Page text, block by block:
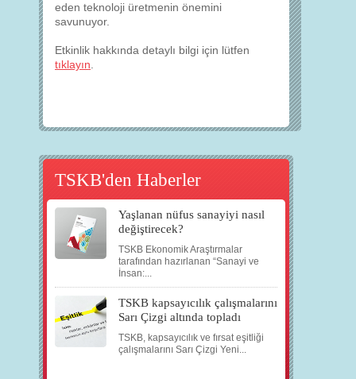
eden teknoloji üretmenin önemini
savunuyor.
Etkinlik hakkında detaylı bilgi için lütfen
tıklayın
TSKB'den Haberler
Yaşlanan nüfus sanayiyi nasıl
değiştirecek?
TSKB Ekonomik Araştırmalar
tarafından hazırlanan “Sanayi ve
İnsan:...
TSKB kapsayıcılık çalışmalarını
Sarı Çizgi altında topladı
TSKB, kapsayıcılık ve fırsat eşitliği
çalışmalarını Sarı Çizgi Yeni...